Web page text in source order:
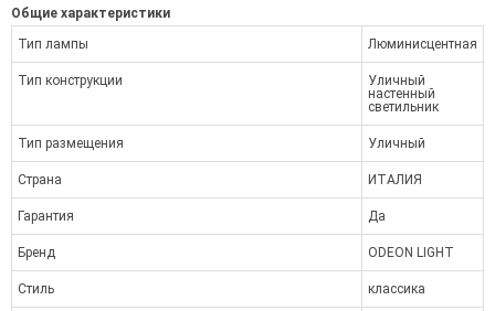
Общие характеристики
Тип лампы
Люминисцентная
Тип конструкции
Уличный
настенный
светильник
Тип размещения Уличный
Страна ИТАЛИЯ
Гарантия Да
Бренд ODEON LIGHT
Стиль классика